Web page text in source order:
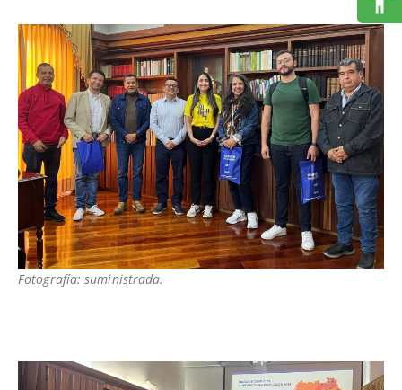
Fotografía: suministrada.